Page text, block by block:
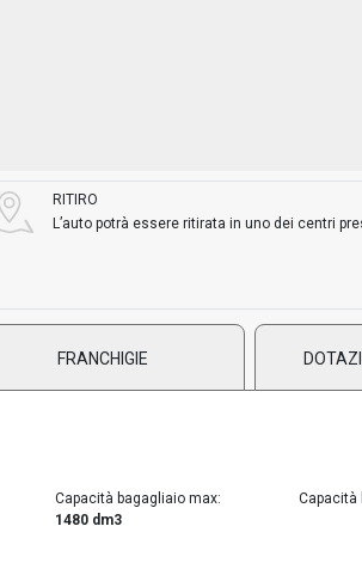
RITIRO
L’auto potrà essere ritirata in uno dei centri
FRANCHIGIE
Capacità bagagliaio max:
1480 dm3
Capacità